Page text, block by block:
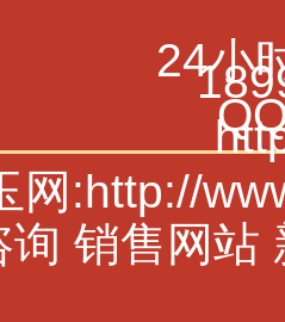
24小
网:http://
询 销售网站